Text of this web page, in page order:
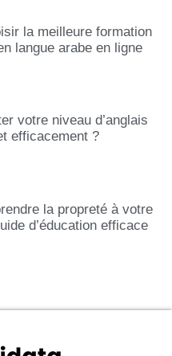
la meilleure formation
langue arabe en ligne
votre niveau d’anglais
efficacement ?
la propreté à votre
d’éducation efficace